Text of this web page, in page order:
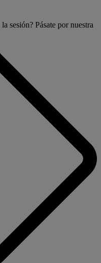
sesión? Pásate por nuestra